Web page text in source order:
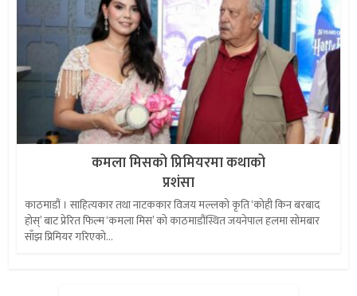
कमला मिसको प्रिमियरमा कथाको
प्रशंसा
काठमाडौं । साहित्यकार तथा नाटककार विजय मल्लको कृति ‘कोही किन बरबाद
होस्’ बाट प्रेरित फिल्म ‘कमला मिस’ को काठमाडौंस्थित जयनेपाल हलमा सोमबार
साँझ प्रिमियर गरिएको...